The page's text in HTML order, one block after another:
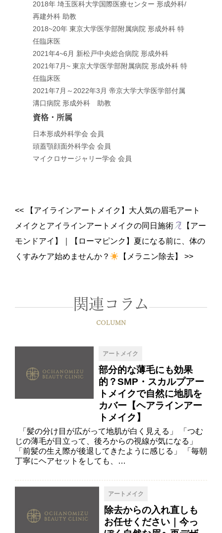
2018年 埼玉医科大学国際医療センター 形成外科/
再建外科 助教
2018~20年 東京大学医学部附属病院 形成外科 特
任臨床医
2021年4~6月 新松戸中央総合病院 形成外科
2021年7月~ 東京大学医学部附属病院 形成外科 特
任臨床医
2021年7月～2022年3月 帝京大学大学医学部付属
溝口病院 形成外科 助教
資格・所属
日本形成外科学会 会員
頭蓋顎顔面外科学会 会員
マイクロサージャリー学会 会員
<<【アイラインアートメイク】大人気の眉毛アート
メイクとアイラインアートメイクの同日施術
【アー
モンドアイ】
【ローマピンク】夏になる前に、体の
くすみケア始めませんか？
【メラニン除去】 >>
関連コラム
COLUMN
アートメイク
部分的な薄毛にも効果
的？SMP・スカルプアー
トメイクで自然に地肌を
カバー【ヘアラインアー
トメイク】
「髪の分け目が広がって地肌が白く見える」 「つむ
じの薄毛が目立って、後ろからの視線が気になる」
「前髪の生え際が後退してきたように感じる」 「毎朝
丁寧にヘアセットをしても、…
アートメイク
除去からの入れ直しも
お任せください｜今っ